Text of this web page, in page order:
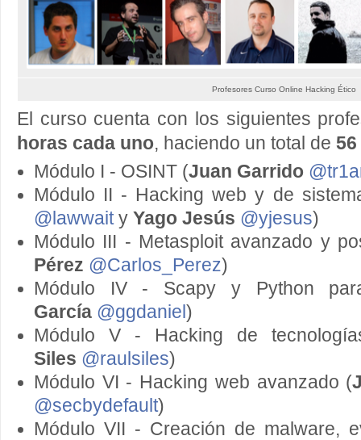
Profesores Curso Online Hacking Ético
El curso cuenta con los siguientes
horas cada uno, haciendo un total de
Módulo I - OSINT (Juan Garrido
Módulo II - Hacking web y de
@lawwaity Yago Jesús @yjesus)
Módulo III - Metasploit avanzado y
Pérez @Carlos_Perez)
Módulo IV - Scapy y Python
García @ggdaniel )
Módulo V - Hacking de
Siles @raulsiles)
Módulo VI - Hacking web avanzado (
@secbydefault)
Módulo VII - Creación de malware,